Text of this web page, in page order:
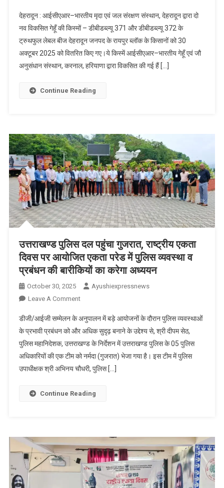
द्वारा
देहरादून
के
किसानों
को
गेहूँ
कराई
गईं
देहरादून : आईसीएआर–भारतीय मृदा एवं जल संरक्षण संस्थान, देहरादून द्वारा दो
नव विकसित गेहूँ की किस्मों – डीबीडब्ल्यू 371 और डीबीडब्ल्यू 372 के
ट्रुथफुल लेबल बीज देहरादून जनपद के रायपुर ब्लॉक के किसानों को 30
अक्टूबर 2025 को वितरित किए गए।ये किस्में आईसीएआर–भारतीय गेहूँ एवं जौ
अनुसंधान संस्थान, करनाल, हरियाणा द्वारा विकसित की गई हैं […]
Continue Reading
उत्तराखण्ड पुलिस दल पहुंचा गुजरात, राष्ट्रीय एकता
दिवस पर आयोजित एकता परेड में पुलिस व्यवस्था व
प्रबंधन की बारीकियों का करेगा अध्ययन
October 30, 2025
Ayushiexpressnews
Leave A CommentOn
पुलिस
दल
पहुंचा
गुजरात,
राष्ट्रीय
दिवस
परेड
में
पुलिस
व्यवस्था
डीजी/आईजी सम्मेलन के अनुपालन में बड़े आयोजनों के दौरान पुलिस व्यवस्थाओं
के प्रभावी प्रबंधन को और अधिक सुदृढ़ बनाने के उद्देश्य से, श्री दीपम सेठ,
पुलिस महानिदेशक, उत्तराखण्ड के निर्देशन में उत्तराखण्ड पुलिस के 05 पुलिस
अधिकारियों की एक टीम को नर्मदा (गुजरात) भेजा गया है। इस टीम में पुलिस
उपाधीक्षक श्री अभिनय चौधरी, पुलिस […]
Continue Reading